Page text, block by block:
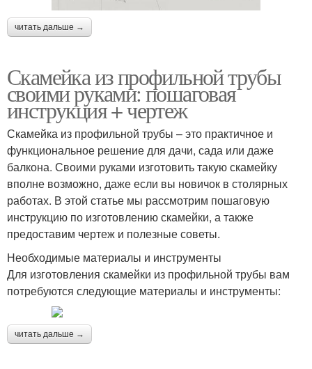
читать дальше →
Скамейка из профильной трубы
своими руками: пошаговая
инструкция + чертеж
Скамейка из профильной трубы – это практичное и
функциональное решение для дачи, сада или даже
балкона. Своими руками изготовить такую скамейку
вполне возможно, даже если вы новичок в столярных
работах. В этой статье мы рассмотрим пошаговую
инструкцию по изготовлению скамейки, а также
предоставим чертеж и полезные советы.
Необходимые материалы и инструменты
Для изготовления скамейки из профильной трубы вам
потребуются следующие материалы и инструменты:
читать дальше →